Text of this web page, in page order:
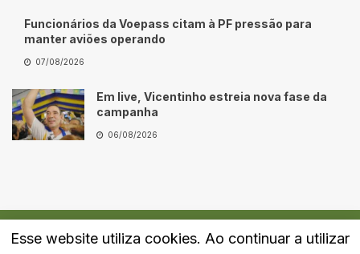
Funcionários da Voepass citam à PF pressão para
manter aviões operando
07/08/2026
Em live, Vicentinho estreia nova fase da
campanha
06/08/2026
Quem Somos Fale Conosco Política de Privacidade
Esse website utiliza cookies. Ao continuar a utilizar